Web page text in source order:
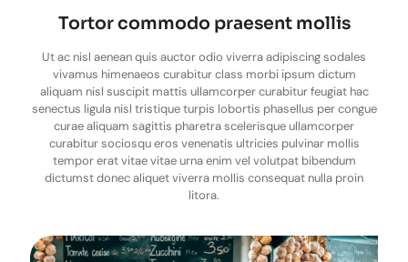
Tortor commodo praesent mollis
Ut ac nisl aenean quis auctor odio viverra adipiscing sodales
vivamus himenaeos curabitur class morbi ipsum dictum
aliquam nisl suscipit mattis ullamcorper curabitur feugiat hac
senectus ligula nisl tristique turpis lobortis phasellus per congue
curae aliquam sagittis pharetra scelerisque ullamcorper
curabitur sociosqu eros venenatis ultricies pulvinar mollis
tempor erat vitae vitae urna enim vel volutpat bibendum
dictumst donec aliquet viverra mollis consequat nulla proin
litora.